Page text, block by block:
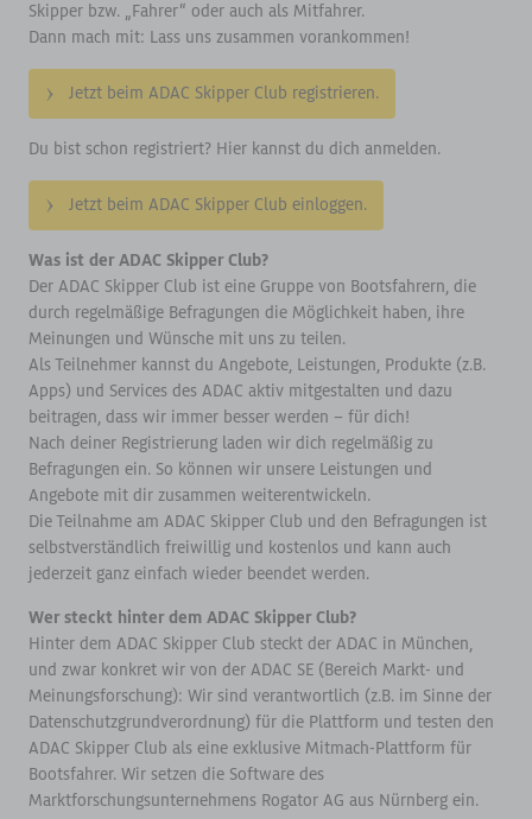
Skipper bzw. „Fahrer“ oder auch als Mitfahrer.
Dann mach mit: Lass uns zusammen vorankommen!
Jetzt beim ADAC Skipper Club registrieren.
Du bist schon registriert? Hier kannst du dich anmelden.
Jetzt beim ADAC Skipper Club einloggen.
Was ist der ADAC Skipper Club?
Der ADAC Skipper Club ist eine Gruppe von Bootsfahrern, die
durch regelmäßige Befragungen die Möglichkeit haben, ihre
Meinungen und Wünsche mit uns zu teilen.
Als Teilnehmer kannst du Angebote, Leistungen, Produkte (z.B.
Apps) und Services des ADAC aktiv mitgestalten und dazu
beitragen, dass wir immer besser werden – für dich!
Nach deiner Registrierung laden wir dich regelmäßig zu
Befragungen ein. So können wir unsere Leistungen und
Angebote mit dir zusammen weiterentwickeln.
Die Teilnahme am ADAC Skipper Club und den Befragungen ist
selbstverständlich freiwillig und kostenlos und kann auch
jederzeit ganz einfach wieder beendet werden.
Wer steckt hinter dem ADAC Skipper Club?
Hinter dem ADAC Skipper Club steckt der ADAC in München,
und zwar konkret wir von der ADAC SE (Bereich Markt- und
Meinungsforschung): Wir sind verantwortlich (z.B. im Sinne der
Datenschutzgrundverordnung) für die Plattform und testen den
ADAC Skipper Club als eine exklusive Mitmach-Plattform für
Bootsfahrer. Wir setzen die Software des
Marktforschungsunternehmens Rogator AG aus Nürnberg ein.